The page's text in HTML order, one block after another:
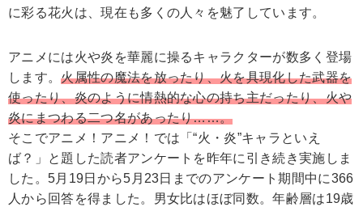
に彩る花火は、現在も多くの人々を魅了しています。
アニメには火や炎を華麗に操るキャラクターが数多く登場
します。火属性の魔法を放ったり、火を具現化した武器を
使ったり、炎のように情熱的な心の持ち主だったり、火や
炎にまつわる二つ名があったり……。
そこでアニメ！アニメ！では「“火・炎”キャラといえ
ば？」と題した読者アンケートを昨年に引き続き実施しま
した。5月19日から5月23日までのアンケート期間中に366
人から回答を得ました。男女比はほぼ同数。年齢層は19歳